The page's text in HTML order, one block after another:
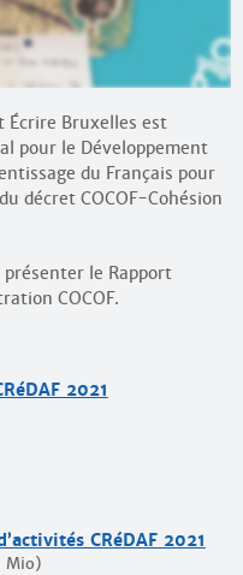
Bienvenue en Belgique
Bruxelles est
pour le Développement
du Français pour
décret COCOF-Cohésion
le Rapport
COCOF.
2021
CRéDAF 2021
Mio)